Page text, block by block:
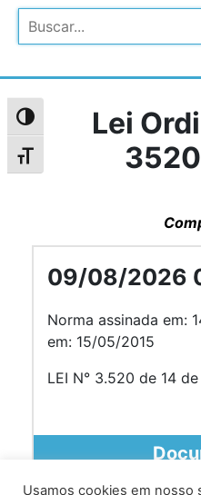
Alternar alto contraste
Alternar tamanho da fonte
Pesquisar
Lei
09/08/2026
Norma assinada em:
em: 15/05/2015
LEI N° 3.520 de 14
Usamos cookies em nosso